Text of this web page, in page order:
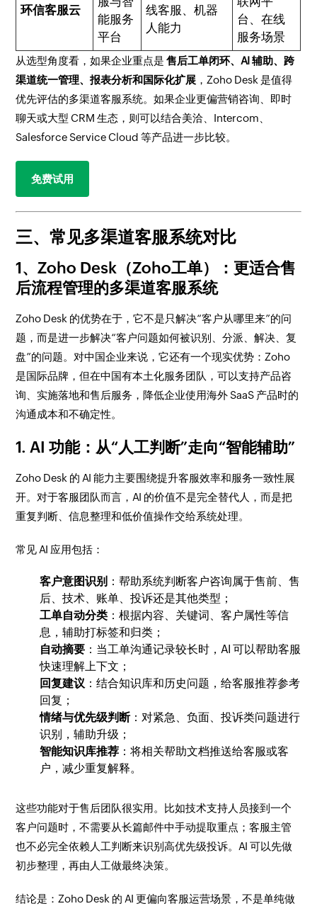
环信客服云
能服务
平台
线客服、机器
人能力
台、在线
服务场景
从选型角度看，如果企业重点是售后工单闭环、AI 辅助、跨
渠道统一管理、报表分析和国际化扩展 ，Zoho Desk 是值得
优先评估的多渠道客服系统。如果企业更偏营销咨询、即时
聊天或大型 CRM 生态，则可以结合美洽、Intercom、
Salesforce Service Cloud 等产品进一步比较。
免费试用
三、常见多渠道客服系统对比
1、Zoho Desk（Zoho工单）：更适合售
后流程管理的多渠道客服系统
Zoho Desk 的优势在于，它不是只解决“客户从哪里来”的问
题，而是进一步解决“客户问题如何被识别、分派、解决、复
盘”的问题。对中国企业来说，它还有一个现实优势：Zoho
是国际品牌，但在中国有本土化服务团队，可以支持产品咨
询、实施落地和售后服务，降低企业使用海外 SaaS 产品时的
沟通成本和不确定性。
1. AI 功能：从“人工判断”走向“智能辅助”
Zoho Desk 的 AI 能力主要围绕提升客服效率和服务一致性展
开。对于客服团队而言，AI 的价值不是完全替代人，而是把
重复判断、信息整理和低价值操作交给系统处理。
常见 AI 应用包括：
客户意图识别 ：帮助系统判断客户咨询属于售前、售
后、技术、账单、投诉还是其他类型；
工单自动分类 ：根据内容、关键词、客户属性等信
息，辅助打标签和归类；
自动摘要 ：当工单沟通记录较长时，AI 可以帮助客服
快速理解上下文；
回复建议 ：结合知识库和历史问题，给客服推荐参考
回复；
情绪与优先级判断：对紧急、负面、投诉类问题进行
识别，辅助升级；
智能知识库推荐 ：将相关帮助文档推送给客服或客
户，减少重复解释。
这些功能对于售后团队很实用。比如技术支持人员接到一个
客户问题时，不需要从长篇邮件中手动提取重点；客服主管
也不必完全依赖人工判断来识别高优先级投诉。AI 可以先做
初步整理，再由人工做最终决策。
结论是：Zoho Desk 的 AI 更偏向客服运营场景，不是单纯做